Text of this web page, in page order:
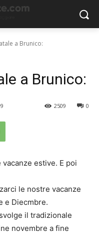
a Brunico:
a Brunico:
0
2509
estive. E poi
le nostre vacanze
e Diecmbre.
il tradizionale
novembre a fine